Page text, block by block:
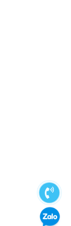
thời tiêu
động đóng
cho
sắp xếp
tiện lợi